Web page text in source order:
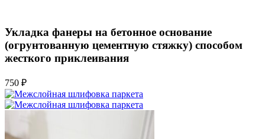
Укладка фанеры на бетонное основание
(огрунтованную цементную стяжку) способом
жесткого приклеивания
750 ₽